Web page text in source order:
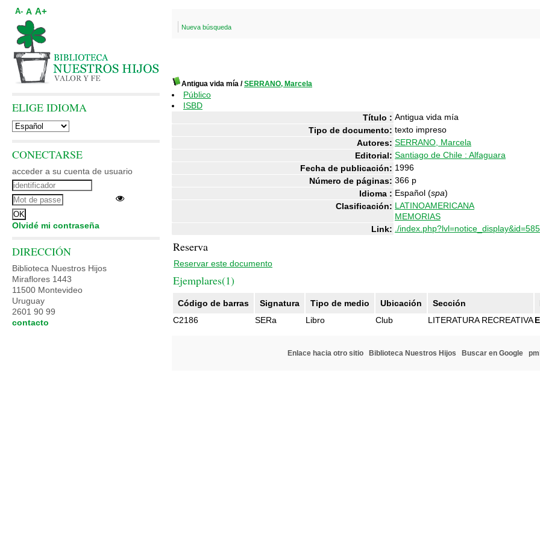
Nueva búsqueda
Antigua vida mía /SERRANO, Marcela
Público
ISBD
Título : Antigua vida mía
Tipo de documento: texto impreso
Autores: SERRANO, Marcela
Editorial: Santiago de Chile : Alfaguara
Fecha de publicación: 1996
Número de páginas: 366 p
Idioma : Español (spa)
Clasificación: LATINOAMERICANA
MEMORIAS
Link: ./
Reserva
Reservar este documento
Ejemplares(1)
Código de barras Signatura Tipo de medio Ubicación Sección
C2186
SERa Libro Club LITERATURA RECREATIVA
Enlace hacia otro sitio Biblioteca Nuestros Hijos Buscar en Google
A- A A+
ELIGE IDIOMA
CONECTARSE
acceder a su cuenta de usuario
Olvidé mi contraseña
DIRECCIÓN
Biblioteca Nuestros Hijos
Miraflores 1443
11500 Montevideo
Uruguay
2601 90 99
contacto